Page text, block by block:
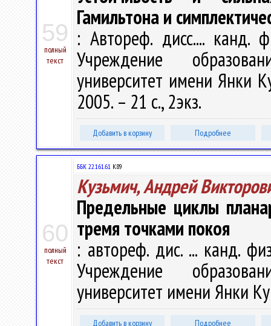
59
полный
текст
Гамильтона и
: Автореф. дисс.... канд.
Учреждение
университет имени Янки
2005. – 21 с., 2экз.
Добавить в корзину Подробнее
60
полный
текст
ББК 22.161.61 К89
Кузьмич, Андрей
Предельные циклы
тремя точками покоя
: автореф. дис. ... канд.
Учреждение
университет имени Янки
Добавить в корзину Подробнее